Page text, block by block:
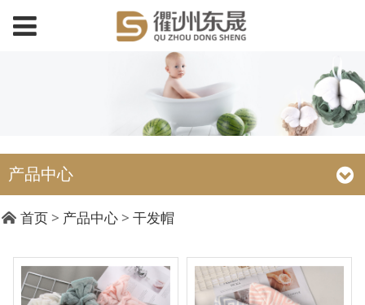
产品中心
首页 > 产品中心 > 干发帽